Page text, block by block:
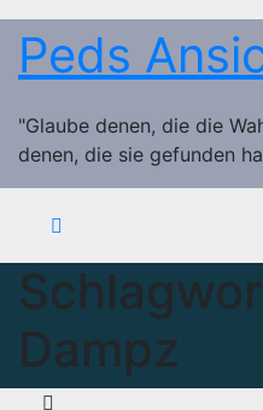
Zum
Inhalt
springen
Peds
"Glaube denen, die die
denen, die sie gefunden
Dampz